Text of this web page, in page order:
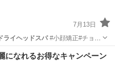
7月13日
ライヘッドスパ#小顔矯正#チョイ
ワイトニング
になれるお得なキャンペーン